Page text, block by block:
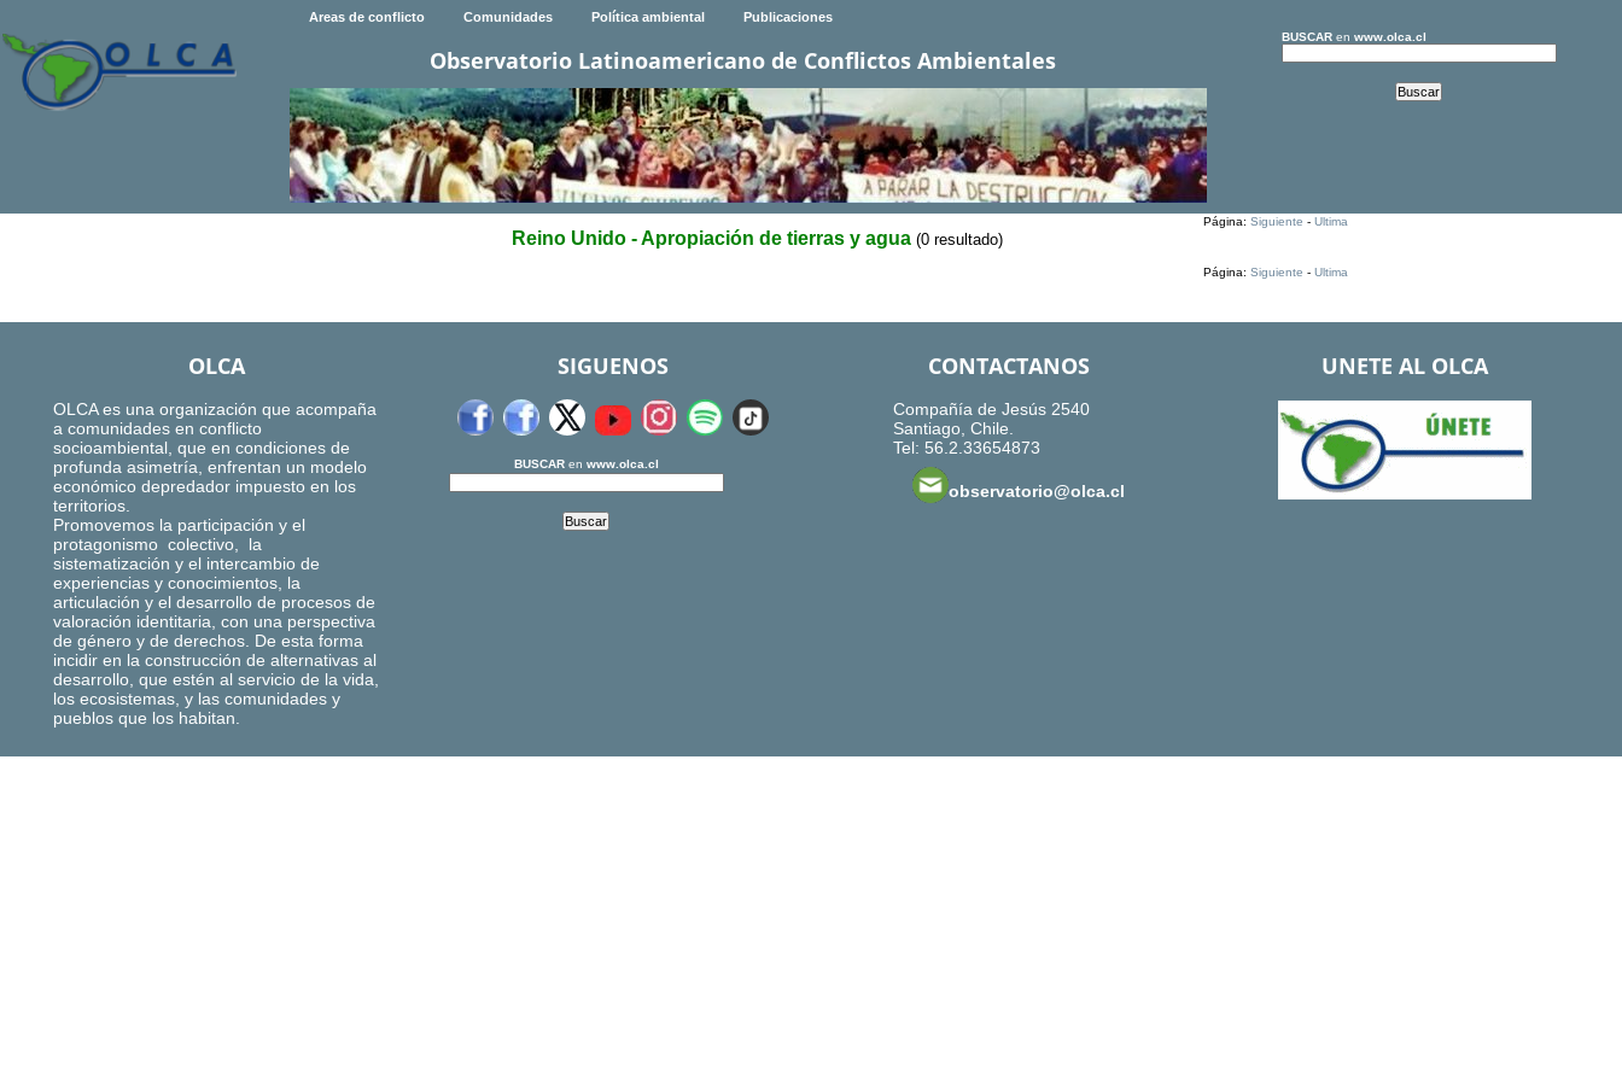
Areas de conflicto Comunidades Política ambiental Publicaciones
Observatorio Latinoamericano de Conflictos Ambientales
BUSCARen www.olca.cl
Página: Siguiente - Ultima
Reino Unido - Apropiación de tierras y agua (0 resultado)
Página: Siguiente - Ultima
OLCA
OLCA es una organización que acompaña
a comunidades en conflicto
socioambiental, que en condiciones de
profunda asimetría, enfrentan un modelo
económico depredador impuesto en los
territorios.
Promovemos la participación y el
protagonismo colectivo, la
sistematización y el intercambio de
experiencias y conocimientos, la
articulación y el desarrollo de procesos de
valoración identitaria, con una perspectiva
de género y de derechos. De esta forma
incidir en la construcción de alternativas al
desarrollo, que estén al servicio de la vida,
los ecosistemas, y las comunidades y
pueblos que los habitan.
SIGUENOS
BUSCARen www.olca.cl
CONTACTANOS
Compañía de Jesús 2540
Santiago, Chile.
Tel: 56.2.33654873
observatorio@olca.cl
UNETE AL OLCA